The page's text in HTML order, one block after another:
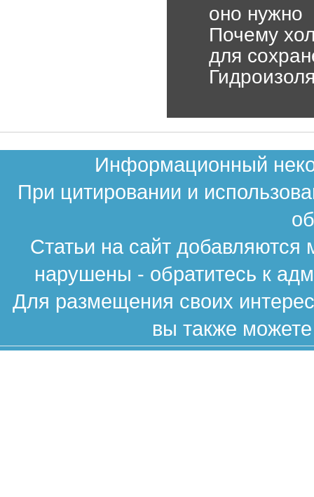
оно нужно
Почему
для
Информационный
При цитировании и
Статьи на сайт
нарушены - обратитесь к
Для размещения своих
вы также